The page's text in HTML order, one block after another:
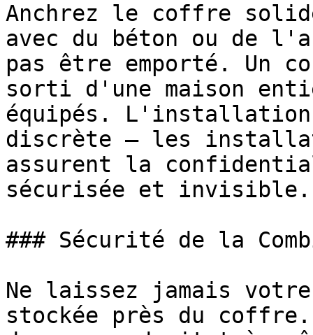
Anchrez le coffre
avec du béton ou de
pas être emporté. Un
sorti d'une maison
équipés.
discrète – les
assurent la
sécurisée et invisible.
### Sécurité de la
Ne laissez jamais
stockée près du